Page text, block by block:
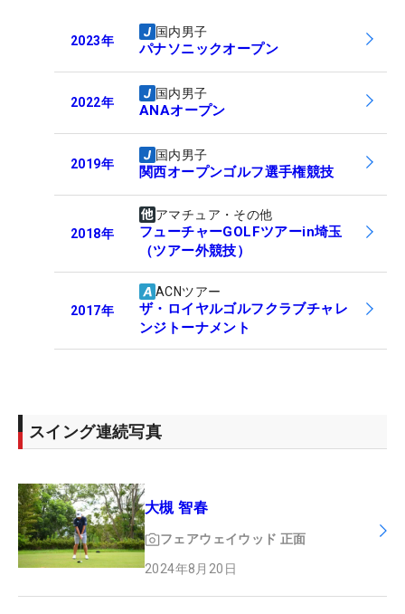
2023年
国内男子
パナソニックオープン
2022年
国内男子
ANAオープン
2019年
国内男子
関西オープンゴルフ選手権競技
2018年
アマチュア・その他
フューチャーGOLFツアーin埼玉
（ツアー外競技）
2017年
ACNツアー
ザ・ロイヤルゴルフクラブチャレ
ンジトーナメント
スイング連続写真
大槻 智春
フェアウェイウッド 正面
2024年8月20日